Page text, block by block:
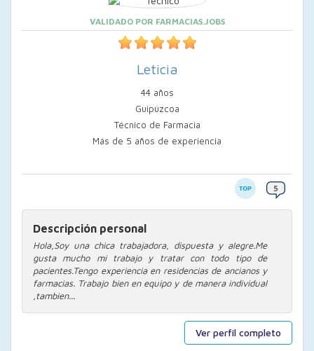
Ver perfil completo
VALIDADO POR FARMACIAS.JOBS
Leticia
44 años
Guipúzcoa
Técnico de Farmacia
Más de 5 años de experiencia
Descripción personal
Hola,Soy una chica trabajadora, dispuesta y alegre.Me
gusta mucho mi trabajo y tratar con todo tipo de
pacientes.Tengo experiencia en residencias de ancianos y
farmacias. Trabajo bien en equipo y de manera individual
,tambien...